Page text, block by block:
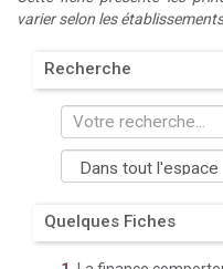
varier selon les
Recherche
Quelques Fiches